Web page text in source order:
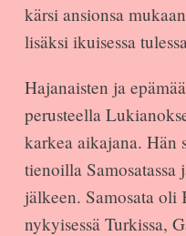
kärsi ansionsa
lisäksi ikuisessa
Hajanaisten ja
perusteella
karkea aikajana.
tienoilla
jälkeen. Samosata oli
nykyisessä Turkissa,